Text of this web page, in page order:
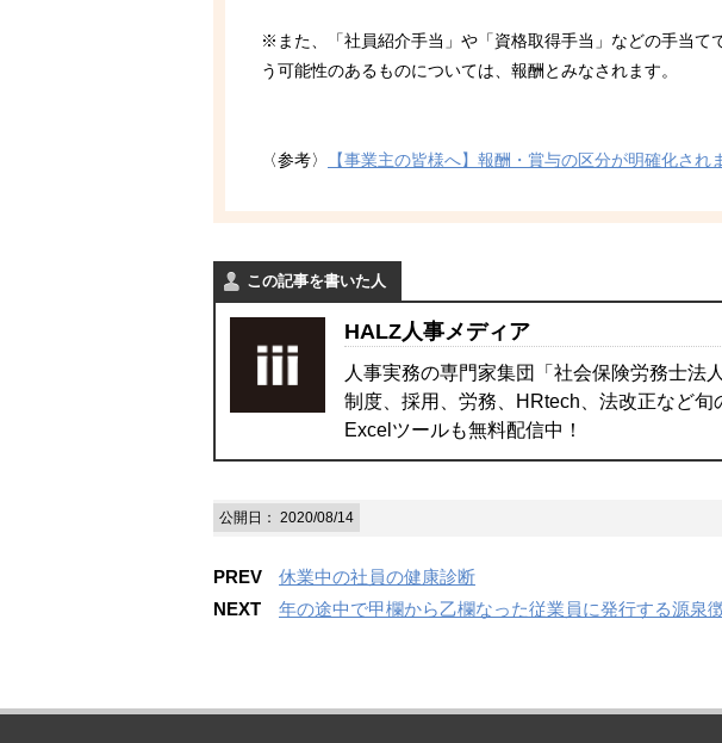
※また、「社員紹介手当」や「資格取得手当」などの手当て
う可能性のあるものについては、報酬とみなされます。
〈参考〉 【事業主の皆様へ】報酬・賞与の区分が明確化され
この記事を書いた人
HALZ人事メディア
人事実務の専門家集団「社会保険労務士法
制度、採用、労務、HRtech、法改正など
Excelツールも無料配信中！
公開日： 2020/08/14
PREV
休業中の社員の健康診断
NEXT
年の途中で甲欄から乙欄なった従業員に発行する源泉